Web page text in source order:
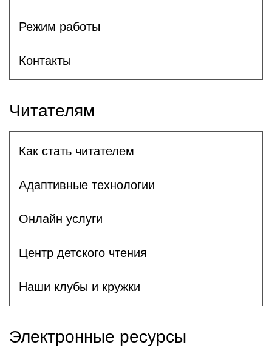
Режим работы
Контакты
Читателям
Как стать читателем
Адаптивные технологии
Онлайн услуги
Центр детского чтения
Наши клубы и кружки
Электронные ресурсы